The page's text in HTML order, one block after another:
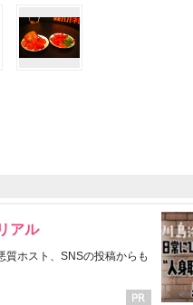
アル
質ホスト、SNSの投稿からも